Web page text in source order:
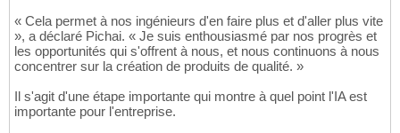
« Cela permet à nos ingénieurs d'en faire plus et d'aller plus vite
», a déclaré Pichai. « Je suis enthousiasmé par nos progrès et
les opportunités qui s'offrent à nous, et nous continuons à nous
concentrer sur la création de produits de qualité. »
Il s'agit d'une étape importante qui montre à quel point l'IA est
importante pour l'entreprise.